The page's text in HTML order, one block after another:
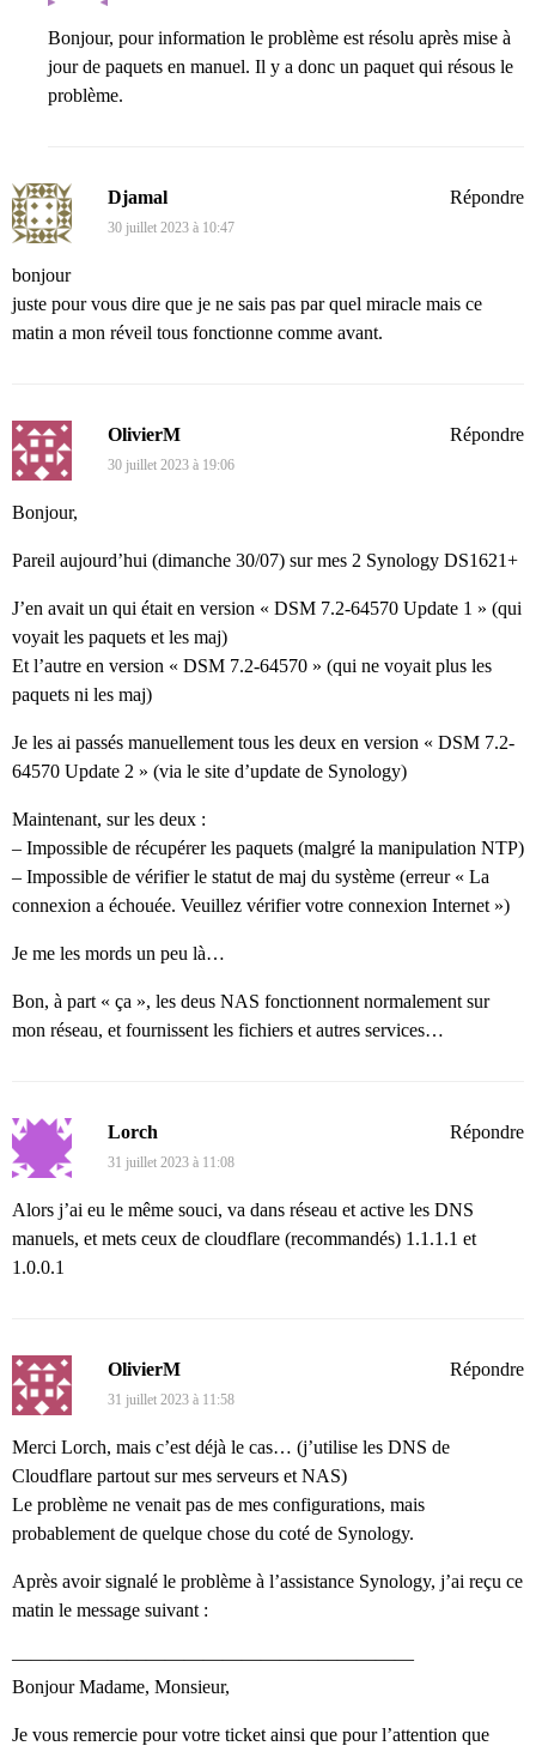
Bonjour, pour information le problème est résolu après mise à
jour de paquets en manuel. Il y a donc un paquet qui résous le
problème.
Djamal
30 juillet 2023 à 10:47
bonjour
juste pour vous dire que je ne sais pas par quel miracle mais ce
matin a mon réveil tous fonctionne comme avant.
Répondre
OlivierM
30 juillet 2023 à 19:06
Bonjour,
Pareil aujourd’hui (dimanche 30/07) sur mes 2 Synology DS1621+
J’en avait un qui était en version « DSM 7.2-64570 Update 1 » (qui
voyait les paquets et les maj)
Et l’autre en version « DSM 7.2-64570 » (qui ne voyait plus les
paquets ni les maj)
Je les ai passés manuellement tous les deux en version « DSM 7.2-
64570 Update 2 » (via le site d’update de Synology)
Maintenant, sur les deux :
– Impossible de récupérer les paquets (malgré la manipulation NTP)
– Impossible de vérifier le statut de maj du système (erreur « La
connexion a échouée. Veuillez vérifier votre connexion Internet »)
Je me les mords un peu là…
Bon, à part « ça », les deus NAS fonctionnent normalement sur
mon réseau, et fournissent les fichiers et autres services…
Répondre
Lorch
31 juillet 2023 à 11:08
Alors j’ai eu le même souci, va dans réseau et active les DNS
manuels, et mets ceux de cloudflare (recommandés) 1.1.1.1 et
1.0.0.1
Répondre
OlivierM
31 juillet 2023 à 11:58
Merci Lorch, mais c’est déjà le cas… (j’utilise les DNS de
Cloudflare partout sur mes serveurs et NAS)
Le problème ne venait pas de mes configurations, mais
probablement de quelque chose du coté de Synology.
Après avoir signalé le problème à l’assistance Synology, j’ai reçu ce
matin le message suivant :
—————————————————————
Bonjour Madame, Monsieur,
Je vous remercie pour votre ticket ainsi que pour l’attention que
Répondre